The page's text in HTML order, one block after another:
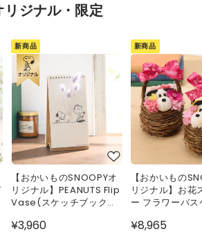
リジナル・限定
新商品
【おかいものSNOOPYオ
リジナル】PEANUTS Flip
Vase(スケッチブック型
¥3,960
新商品
【おかいもの
リジナル】お花
ー フラワーバ
¥8,965